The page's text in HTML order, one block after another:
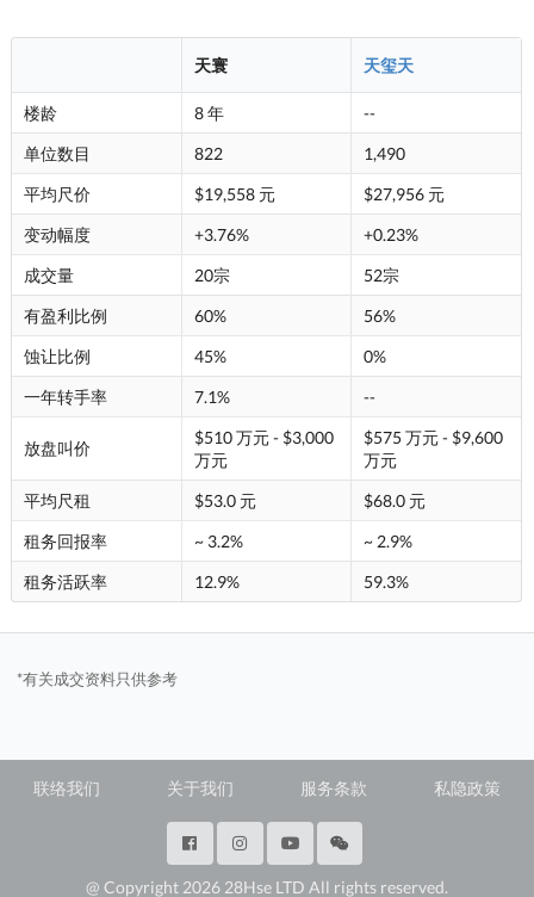
天寰 天玺天
楼龄 8 年
--
单位数目
822
1,490
平均尺价
$19,558 元
$27,956 元
变动幅度
+3.76%
+0.23%
成交量
20宗
52宗
有盈利比例
60%
56%
蚀让比例
45%
0%
一年转手率
7.1% --
放盘叫价
$510 万元 - $3,000
万元
$575 万元 - $9,600
万元
平均尺租
$53.0 元
$68.0 元
租务回报率
~ 3.2%
~ 2.9%
租务活跃率
12.9% 59.3%
*有关成交资料只供参考
联络我们 关于我们 服务条款 私隐政策
@ Copyright 2026 28Hse LTD All rights reserved.